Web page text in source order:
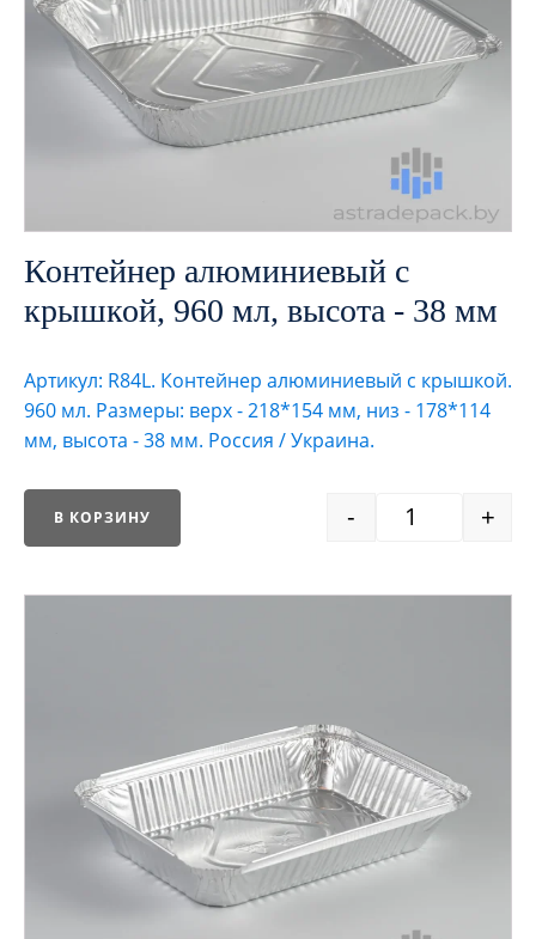
Контейнер алюминиевый с
крышкой, 960 мл, высота - 38 мм
Артикул: R84L. Контейнер алюминиевый с крышкой.
960 мл. Размеры: верх - 218*154 мм, низ - 178*114
мм, высота - 38 мм. Россия / Украина.
- +
В КОРЗИНУ